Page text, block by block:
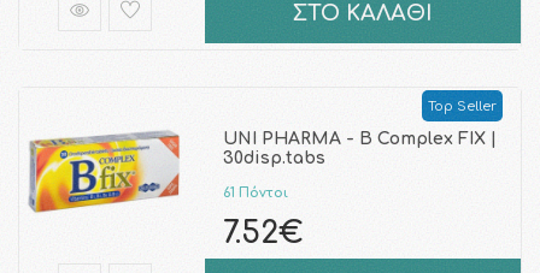
ΣΤΟ ΚΑΛΑΘΙ
Top Seller
UNI PHARMA - B Complex FIX |
30disp.tabs
61 Πόντοι
7.52€